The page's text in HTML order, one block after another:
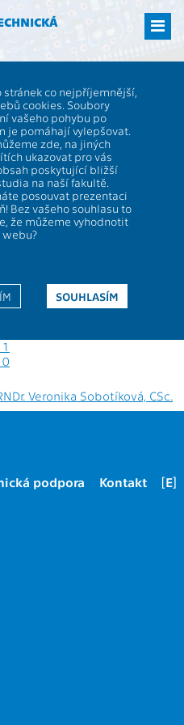
co nejpříjemnější,
cookies. Soubory
vašeho pohybu po
je pomáhají vylepšovat.
zde, na jiných
ukazovat pro vás
poskytující bližší
na naší fakultě.
posouvat prezentaci
Bez vašeho souhlasu to
že můžeme vyhodnotit
webu?
SOUHLASÍM
A5M33IZS
ankety pro
Veronika Sobotíková, CSc.
[E]
Kontakt
podpora